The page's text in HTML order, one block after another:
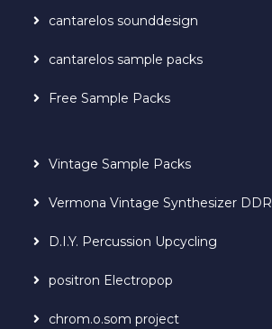
cantarelos sounddesign
cantarelos sample packs
Free Sample Packs
Vintage Sample Packs
Vermona Vintage Synthesizer DDR
D.I.Y. Percussion Upcycling
positron Electropop
chrom.o.som project